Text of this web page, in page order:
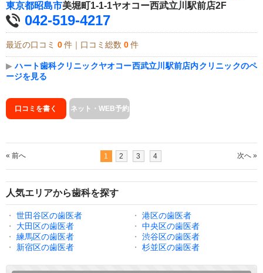
東京都昭島市美堀町1-1-1ヤオコー西武立川駅前店2F
042-519-4217
最近の口コミ 0 件｜口コミ総数 0 件
▶ ハート歯科クリニックヤオコー西武立川駅前店内クリニックのペ
ージを見る
口コミを書く ネット・WEB予約
« 前へ 1 2 3 4 次へ »
人気エリアから歯科を探す
・ 世田谷区の歯医者 ・
港区の歯医者
・
大田区の歯医者 ・
中央区の歯医者
・
練馬区の歯医者 ・
渋谷区の歯医者
・
新宿区の歯医者 ・ 杉並区の歯医者